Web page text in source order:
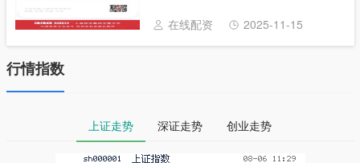
基金、百度搜索新浪股民维权、访问新浪财
经......
在线配资 2025-11-15
行情指数
上证走势 深证走势 创业走势